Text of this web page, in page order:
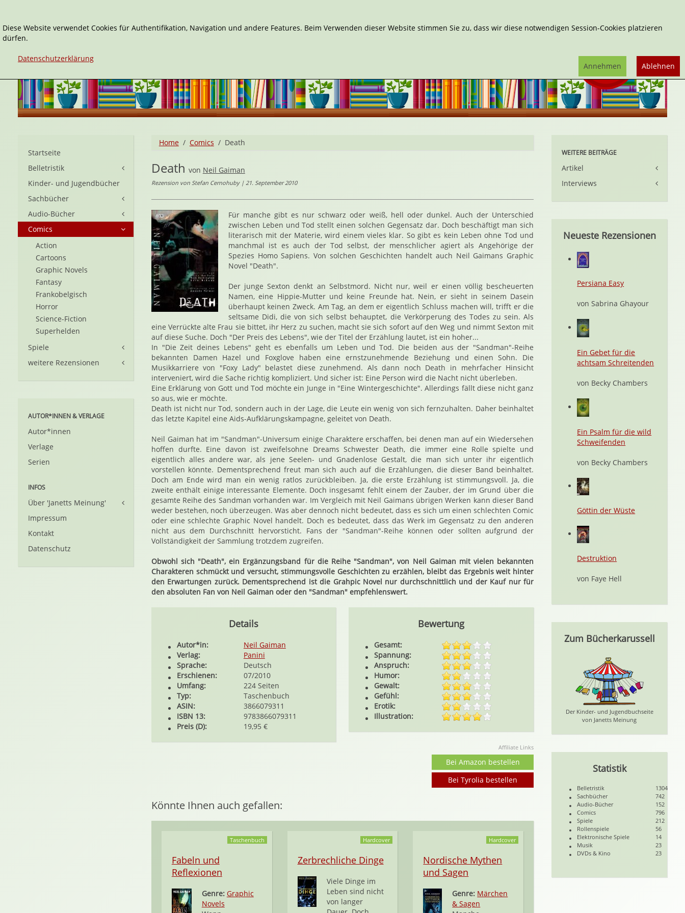
Home Comics Death
Death von Neil Gaiman
Rezension von Stefan Cernohuby | 21. September 2010
Für manche gibt es nur schwarz oder weiß, hell oder dunkel. Auch der Unterschied
zwischen Leben und Tod stellt einen solchen Gegensatz dar. Doch beschäftigt man sich
literarisch mit der Materie, wird einem vieles klar. So gibt es kein Leben ohne Tod und
manchmal ist es auch der Tod selbst, der menschlicher agiert als Angehörige der
Spezies Homo Sapiens. Von solchen Geschichten handelt auch Neil Gaimans Graphic
Novel "Death".
Der junge Sexton denkt an Selbstmord. Nicht nur, weil er einen völlig bescheuerten
Namen, eine Hippie-Mutter und keine Freunde hat. Nein, er sieht in seinem Dasein
überhaupt keinen Zweck. Am Tag, an dem er eigentlich Schluss machen will, trifft er die
seltsame Didi, die von sich selbst behauptet, die Verkörperung des Todes zu sein. Als
eine Verrückte alte Frau sie bittet, ihr Herz zu suchen, macht sie sich sofort auf den Weg und nimmt Sexton mit
auf diese Suche. Doch "Der Preis des Lebens", wie der Titel der Erzählung lautet, ist ein hoher...
In "Die Zeit deines Lebens" geht es ebenfalls um Leben und Tod. Die beiden aus der "Sandman"-Reihe
bekannten Damen Hazel und Foxglove haben eine ernstzunehmende Beziehung und einen Sohn. Die
Musikkarriere von "Foxy Lady" belastet diese zunehmend. Als dann noch Death in mehrfacher Hinsicht
interveniert, wird die Sache richtig kompliziert. Und sicher ist: Eine Person wird die Nacht nicht überleben.
Eine Erklärung von Gott und Tod möchte ein Junge in "Eine Wintergeschichte". Allerdings fällt diese nicht ganz
so aus, wie er möchte.
Death ist nicht nur Tod, sondern auch in der Lage, die Leute ein wenig von sich fernzuhalten. Daher beinhaltet
das letzte Kapitel eine Aids-Aufklärungskampagne, geleitet von Death.
Neil Gaiman hat im "Sandman"-Universum einige Charaktere erschaffen, bei denen man auf ein Wiedersehen
hoffen durfte. Eine davon ist zweifelsohne Dreams Schwester Death, die immer eine Rolle spielte und
eigentlich alles andere war, als jene Seelen- und Gnadenlose Gestalt, die man sich unter ihr eigentlich
vorstellen könnte. Dementsprechend freut man sich auch auf die Erzählungen, die dieser Band beinhaltet.
Doch am Ende wird man ein wenig ratlos zurückbleiben. Ja, die erste Erzählung ist stimmungsvoll. Ja, die
zweite enthält einige interessante Elemente. Doch insgesamt fehlt einem der Zauber, der im Grund über die
gesamte Reihe des Sandman vorhanden war. Im Vergleich mit Neil Gaimans übrigen Werken kann dieser Band
weder bestehen, noch überzeugen. Was aber dennoch nicht bedeutet, dass es sich um einen schlechten Comic
oder eine schlechte Graphic Novel handelt. Doch es bedeutet, dass das Werk im Gegensatz zu den anderen
nicht aus dem Durchschnitt hervorsticht. Fans der "Sandman"-Reihe können oder sollten aufgrund der
Vollständigkeit der Sammlung trotzdem zugreifen.
Obwohl sich "Death", ein Ergänzungsband für die Reihe "Sandman", von Neil Gaiman mit vielen bekannten
Charakteren schmückt und versucht, stimmungsvolle Geschichten zu erzählen, bleibt das Ergebnis weit hinter
den Erwartungen zurück. Dementsprechend ist die Grahpic Novel nur durchschnittlich und der Kauf nur für
den absoluten Fan von Neil Gaiman oder den "Sandman" empfehlenswert.
Details
Autor*in:
Neil Gaiman
Verlag:
Panini
Sprache:
Deutsch
Erschienen:
07/2010
Umfang:
224 Seiten
Typ:
Taschenbuch
ASIN:
3866079311
ISBN 13:
9783866079311
Preis (D):
19,95 €
Bewertung
Gesamt:
Spannung:
Anspruch:
Humor:
Gewalt:
Gefühl:
Erotik:
Illustration:
Affiliate Links
Bei Amazon bestellen
Bei Tyrolia bestellen
Könnte Ihnen auch gefallen:
Taschenbuch
Fabeln und
Reflexionen
Genre: Graphic
Novels
Hardcover
Zerbrechliche Dinge
Viele Dinge im
Leben sind nicht
von langer
Hardcover
Nordische Mythen
und Sagen
Genre: Märchen
& Sagen
Startseite
Belletristik
Kinder- und Jugendbücher
Sachbücher
Audio-Bücher
Comics
Action
Cartoons
Graphic Novels
Fantasy
Frankobelgisch
Horror
Science-Fiction
Superhelden
Spiele
weitere Rezensionen
AUTOR*INNEN & VERLAGE
Autor*innen
Verlage
Serien
INFOS
Über 'Janetts Meinung'
Impressum
Kontakt
Datenschutz
WEITERE BEITRÄGE
Artikel
Interviews
Neueste Rezensionen
Persiana Easy
von Sabrina Ghayour
Ein Gebet für die
achtsam Schreitenden
von Becky Chambers
Ein Psalm für die wild
Schweifenden
von Becky Chambers
Göttin der Wüste
Destruktion
von Faye Hell
Zum Bücherkarussell
Der Kinder- und Jugendbuchseite
von Janetts Meinung
Statistik
Belletristik
1304
Sachbücher
742
Audio-Bücher
152
Comics
796
Spiele
212
Rollenspiele
56
Elektronische Spiele
14
Musik
23
DVDs & Kino
23
Diese Website verwendet Cookies für Authentifikation, Navigation und andere Features. Beim Verwenden dieser Website stimmen Sie zu, dass wir diese notwendigen Session-Cookies platzieren
dürfen.
Datenschutzerklärung
Ablehnen
Annehmen